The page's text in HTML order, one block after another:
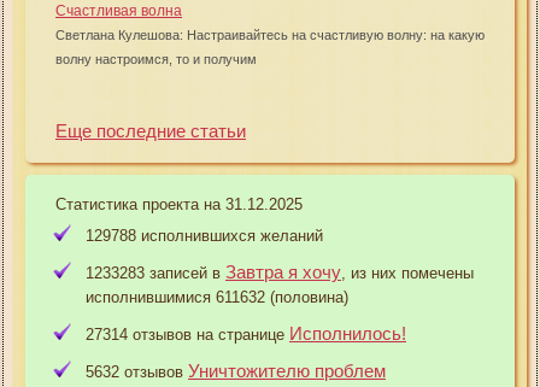
Счастливая волна
Светлана Кулешова: Настраивайтесь на счастливую волну: на какую
волну настроимся, то и получим
Еще последние статьи
Статистика проекта на 31.12.2025
129788 исполнившихся желаний
1233283 записей в Завтра я хочу , из них помечены
исполнившимися 611632 (половина)
27314 отзывов на странице Исполнилось!
5632 отзывов Уничтожителю проблем